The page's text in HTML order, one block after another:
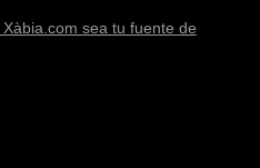
sea tu fuente de